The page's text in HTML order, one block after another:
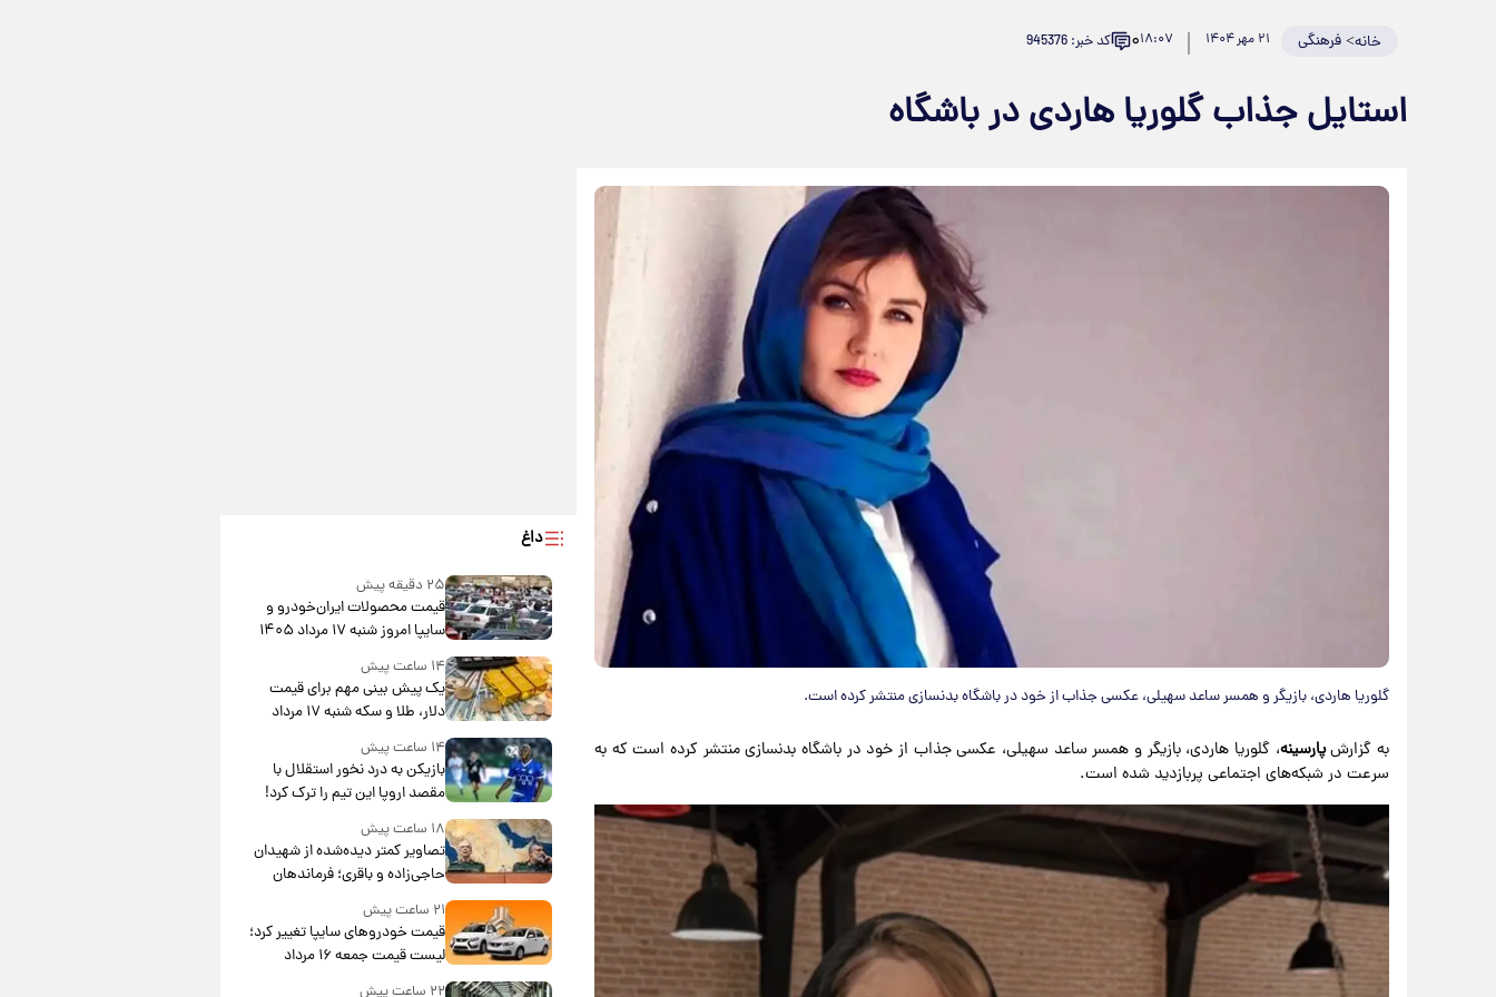
خانه>فرهنگی ۲۱ مهر ۱۴۰۴ ۱۸:۰۷۰ کد خبر: 945376
استایل جذاب گلوریا هاردی در باشگاه
گلوریا هاردی، بازیگر و همسر ساعد سهیلی، عکسی جذاب از خود در باشگاه بدنسازی منتشر کرده است.
به گزارشپارسینه، گلوریا هاردی، بازیگر و همسر ساعد سهیلی، عکسی جذاب از خود در باشگاه بدنسازی منتشر کرده است که به
سرعت در شبکه‌های اجتماعی پربازدید شده است.
داغ
۲۵ دقیقه پیش
قیمت محصولات ایران‌خودرو و
سایپا امروز شنبه ۱۷ مرداد ۱۴۰۵
۱۴ ساعت پیش
یک پیش ‌بینی مهم برای قیمت
دلار، طلا و سکه شنبه ۱۷ مرداد
۱۴۰۵
۱۴ ساعت پیش
بازیکن به درد نخور استقلال با
مقصد اروپا این تیم را ترک کرد!
۱۸ ساعت پیش
تصاویر کمتر دیده‌شده از شهیدان
حاجی‌زاده و باقری؛ فرماندهان
شهید هوافضای ایران
۲۱ ساعت پیش
قیمت خودروهای سایپا تغییر کرد؛
لیست قیمت جمعه ۱۶ مرداد
۲۲ ساعت پیش